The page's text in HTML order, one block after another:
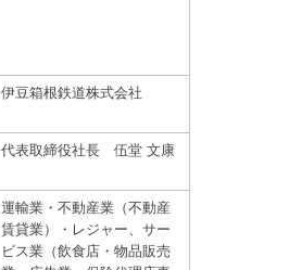
伊豆箱根鉄道株式会社
代表取締役社長 伍堂 文康
運輸業・不動産業（不動産
賃貸業）・レジャー、サー
ビス業（飲食店・物品販売